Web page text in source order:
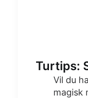
Turtips:
Vil du
magisk